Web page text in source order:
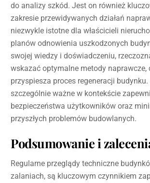
do analizy szkód. Jest on również
zakresie przewidywanych działań
niezwykle istotne dla właścicieli
planów odnowienia uszkodzonych
swojej wiedzy i doświadczeniu,
wskazać optymalne metody naprawcze,
przyspiesza proces regeneracji
szczególnie ważne w kontekście
bezpieczeństwa użytkowników oraz
przyszłych problemów budowlanych.
Podsumowanie i
Regularne przeglądy techniczne
zalaniach, są kluczowym czynnikiem